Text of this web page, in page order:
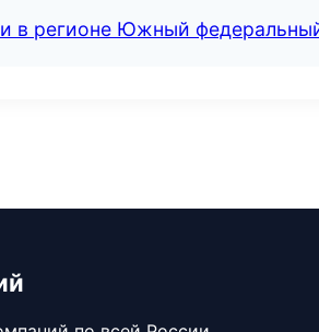
в регионе Южный